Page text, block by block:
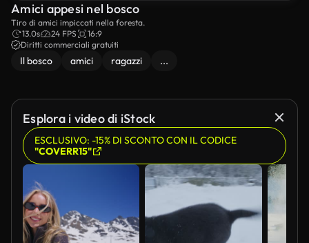
Amici appesi nel bosco
Tiro di amici impiccati nella foresta.
13.0s
24 FPS
16:9
Diritti commerciali gratuiti
Il bosco amici ragazzi ...
Esplora i video di iStock
ESCLUSIVO: -15% DI SCONTO CON IL CODICE
"COVERR15"